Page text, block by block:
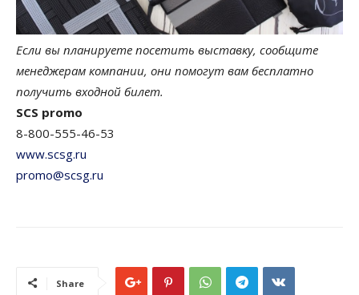
Если вы планируете посетить выставку, сообщите
менеджерам компании, они помогут вам бесплатно
получить входной билет.
SCS promo
8-800-555-46-53
www.scsg.ru
promo@scsg.ru
Share